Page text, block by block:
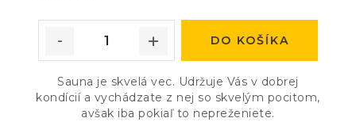
DO KOŠÍKA
Sauna je skvelá vec. Udržuje Vás v dobrej
kondícií a vychádzate z nej so skvelým pocitom,
avšak iba pokiaľ to nepreženiete.